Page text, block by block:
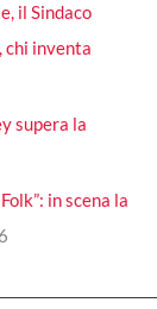
il Sindaco
chi inventa
supera la
in scena la